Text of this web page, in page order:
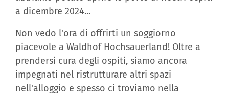
a dicembre 2024...
Non vedo l'ora di offrirti un soggiorno
piacevole a Waldhof Hochsauerland! Oltre a
prendersi cura degli ospiti, siamo ancora
impegnati nel ristrutturare altri spazi
nell'alloggio e spesso ci troviamo nella